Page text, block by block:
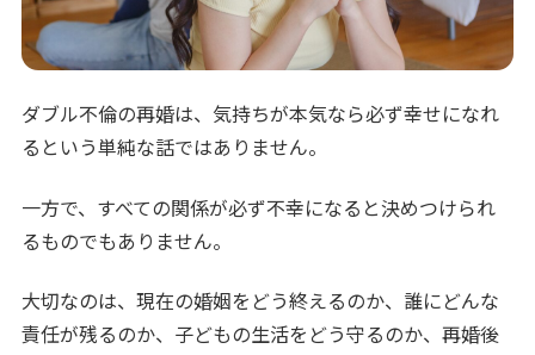
ダブル不倫の再婚は、気持ちが本気なら必ず幸せになれ
るという単純な話ではありません。
一方で、すべての関係が必ず不幸になると決めつけられ
るものでもありません。
大切なのは、現在の婚姻をどう終えるのか、誰にどんな
責任が残るのか、子どもの生活をどう守るのか、再婚後